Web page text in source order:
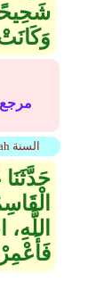
Sunnah السنة